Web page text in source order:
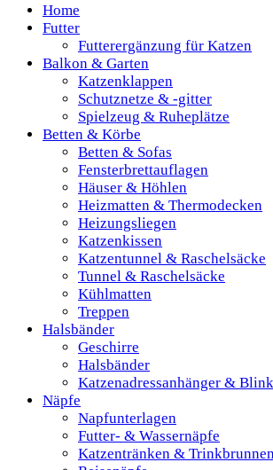
Home
Futter
Futterergänzung für Katzen
Balkon & Garten
Katzenklappen
Schutznetze & -gitter
Spielzeug & Ruheplätze
Betten & Körbe
Betten & Sofas
Fensterbrettauflagen
Häuser & Höhlen
Heizmatten & Thermodecken
Heizungsliegen
Katzenkissen
Katzentunnel & Raschelsäcke
Tunnel & Raschelsäcke
Kühlmatten
Treppen
Halsbänder
Geschirre
Halsbänder
Katzenadressanhänger &
Näpfe
Napfunterlagen
Futter- & Wassernäpfe
Katzentränken & Trinkbrunnen